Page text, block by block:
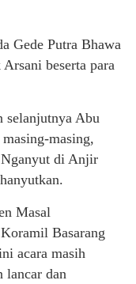
Gede Putra Bhawa
beserta para
selanjutnya Abu
masing,
Nganyut di Anjir
Masal
Basarang
acara masih
lancar dan